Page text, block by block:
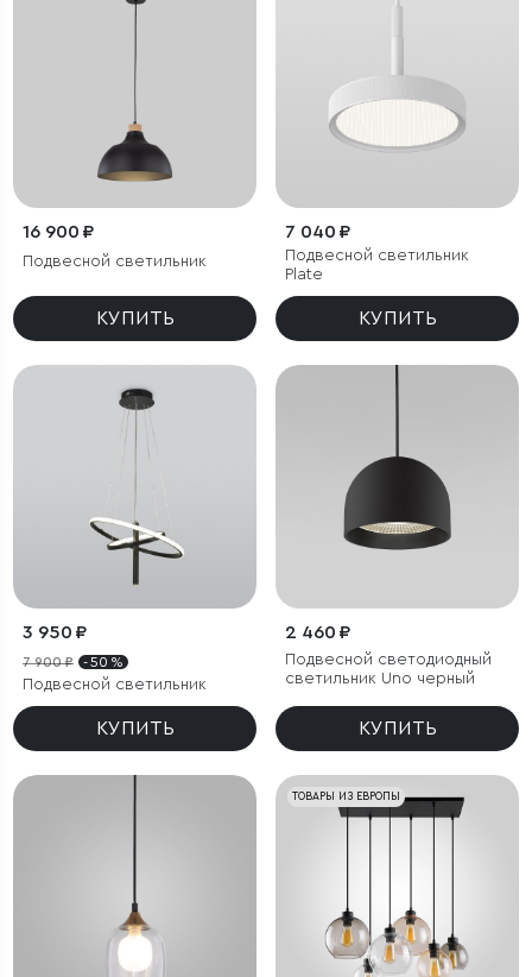
16 900 ₽
Подвесной светильник
КУПИТЬ
7 040 ₽
Подвесной светильник
Plate
КУПИТЬ
3 950 ₽
7 900 ₽ - 50 %
Подвесной светильник
КУПИТЬ
2 460 ₽
Подвесной светодиодный
светильник Uno черный
КУПИТЬ
ТОВАРЫ ИЗ ЕВРОПЫ